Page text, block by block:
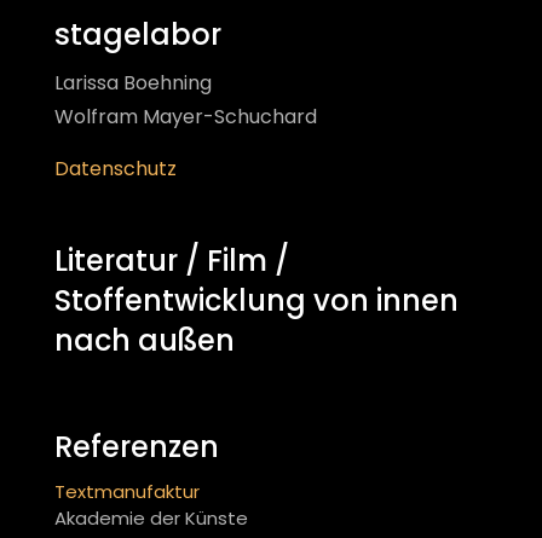
stagelabor
Larissa Boehning
Wolfram Mayer-Schuchard
Datenschutz
Literatur / Film /
Stoffentwicklung von innen
nach außen
Referenzen
Textmanufaktur
Akademie der Künste